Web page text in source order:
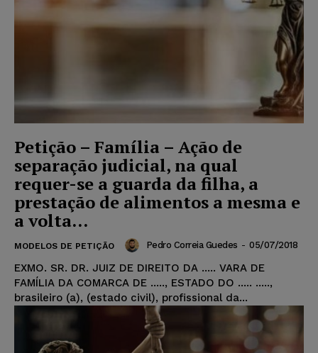
Petição – Família – Ação de
separação judicial, na qual
requer-se a guarda da filha, a
prestação de alimentos a mesma e
a volta...
MODELOS DE PETIÇÃO Pedro Correia Guedes - 05/07/2018
EXMO. SR. DR. JUIZ DE DIREITO DA ..... VARA DE
FAMÍLIA DA COMARCA DE ....., ESTADO DO ..... .....,
brasileiro (a), (estado civil), profissional da...